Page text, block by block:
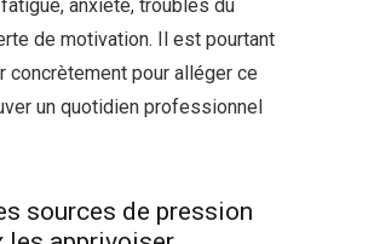
anxiété, troubles du
de motivation. Il est pourtant
concrètement pour alléger ce
un quotidien professionnel
sources de pression